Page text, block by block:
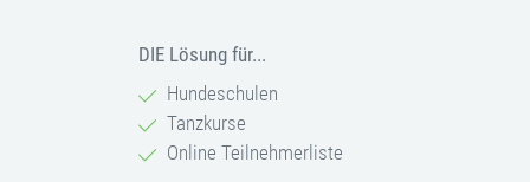
DIE Lösung für...
Hundeschulen
Tanzkurse
Online Teilnehmerliste